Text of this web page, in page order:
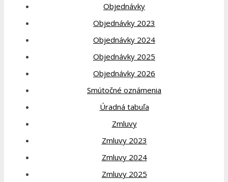
Objednávky
Objednávky 2023
Objednávky 2024
Objednávky 2025
Objednávky 2026
Smútočné oznámenia
Úradná tabuľa
Zmluvy
Zmluvy 2023
Zmluvy 2024
Zmluvy 2025